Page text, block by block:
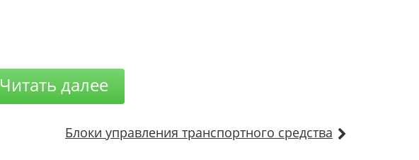
Читать далее
Блоки управления транспортного средства